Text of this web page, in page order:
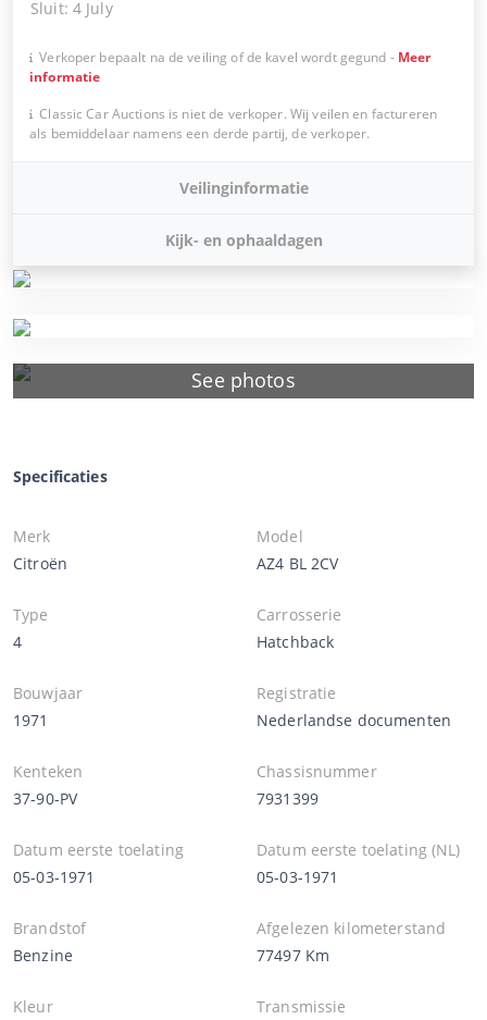
See photos
Sluit: 4 July
Verkoper bepaalt na de veiling of de kavel wordt gegund - Meer
informatie
Classic Car Auctions is niet de verkoper. Wij veilen en factureren
als bemiddelaar namens een derde partij, de verkoper.
Veilinginformatie
Kijk- en ophaaldagen
Specificaties
Merk
Citroën
Model
AZ4 BL 2CV
Type
4
Carrosserie
Hatchback
Bouwjaar
1971
Registratie
Nederlandse documenten
Kenteken
37-90-PV
Chassisnummer
7931399
Datum eerste toelating
05-03-1971
Datum eerste toelating (NL)
05-03-1971
Brandstof
Benzine
Afgelezen kilometerstand
77497 Km
Kleur Transmissie